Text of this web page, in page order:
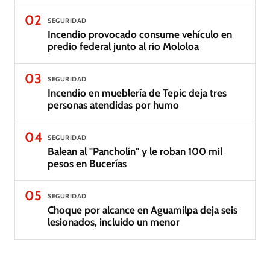
02 SEGURIDAD
Incendio provocado consume vehículo en
predio federal junto al río Mololoa
03 SEGURIDAD
Incendio en mueblería de Tepic deja tres
personas atendidas por humo
04 SEGURIDAD
Balean al "Pancholín" y le roban 100 mil
pesos en Bucerías
05 SEGURIDAD
Choque por alcance en Aguamilpa deja seis
lesionados, incluido un menor